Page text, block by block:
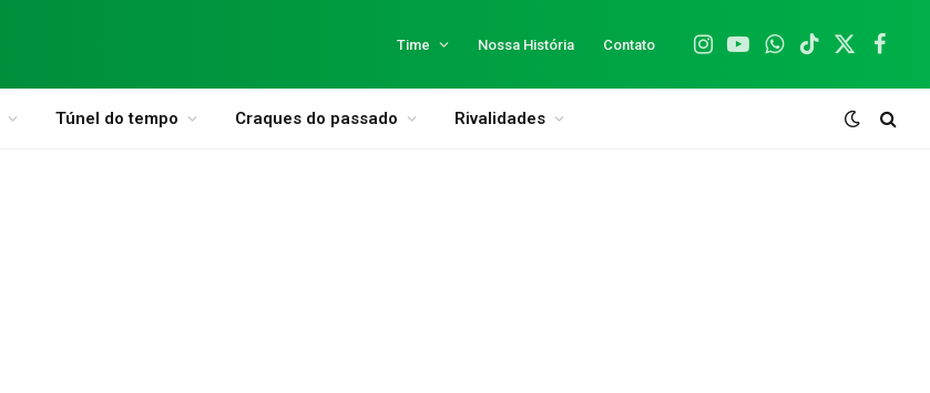
Time Nossa História Contato
Instagram
YouTubeWhatsApp
TikTok
X
Túnel do tempo Craques do passado Rivalidades